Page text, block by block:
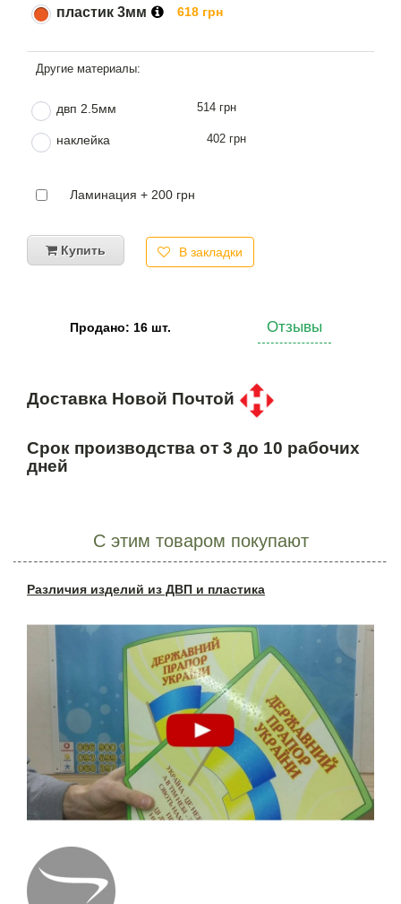
пластик 3мм 618 грн
двп 2.5мм 514 грн
наклейка 402 грн
Ламинация + 200 грн
Купить В закладки
Продано: 16 шт. Отзывы
Доставка Новой Почтой
Срок производства от 3 до 10 рабочих
дней
С этим товаром покупают
Различия изделий из ДВП и пластика